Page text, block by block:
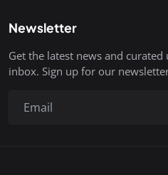
Newsletter
Get the latest news and
inbox. Sign up for our